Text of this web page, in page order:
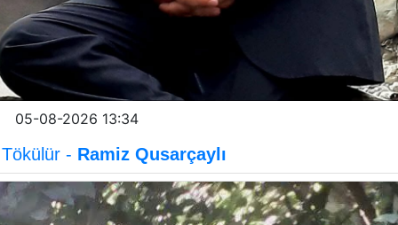
05-08-2026 13:34
Tökülür - Ramiz Qusarçaylı